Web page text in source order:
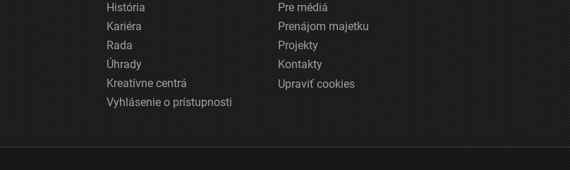
História
Kariéra
Rada
Úhrady
Kreatívne centrá
Vyhlásenie o prístupnosti
Pre médiá
Prenájom majetku
Projekty
Kontakty
Upraviť cookies